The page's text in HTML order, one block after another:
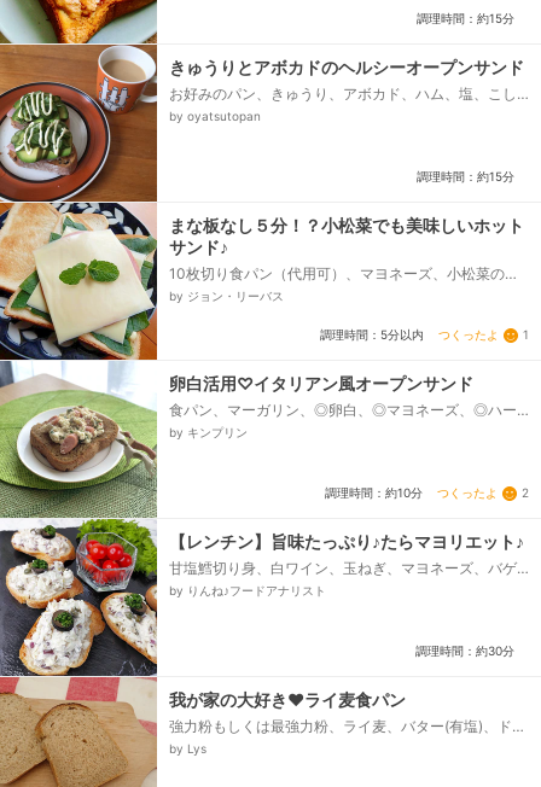
調理時間：約15分
きゅうりとアボカドのヘルシーオープンサンド
お好みのパン、きゅうり、アボカド、ハム、塩、こし
ょう、調味酢、バターかマーガリン、マヨネーズ
by oyatsutopan
調理時間：約15分
まな板なし５分！？小松菜でも美味しいホット
サンド♪
10枚切り食パン（代用可）、マヨネーズ、小松菜の
葉、スライスチーズ、ビアハム（スパイス入りです
by ジョン・リーバス
調理時間：5分以内 つくったよ 1
卵白活用♡イタリアン風オープンサンド
食パン、マーガリン、◎卵白、◎マヨネーズ、◎ハーブ
ソルト、◎ニンニクチューブ、バジルの葉、無ければ乾
by キンプリン
調理時間：約10分 つくったよ 2
【レンチン】旨味たっぷり♪たらマヨリエット♪
甘塩鱈切り身、白ワイン、玉ねぎ、マヨネーズ、バゲ
ット、ケッパー、ブラックオリーブ、パセリ、ブラッ
by りんね♪フードアナリスト
調理時間：約30分
我が家の大好き♥️ライ麦食パン
強力粉もしくは最強力粉、ライ麦、バター(有塩)、ドラ
イイースト、砂糖、水
by Lys